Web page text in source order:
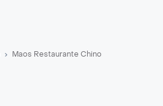
Maos Restaurante Chino